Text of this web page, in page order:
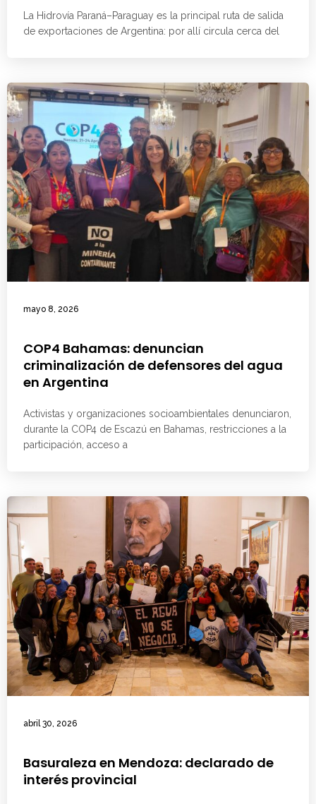
La Hidrovía Paraná–Paraguay es la principal ruta de salida
de exportaciones de Argentina: por allí circula cerca del
mayo 8, 2026
COP4 Bahamas: denuncian
criminalización de defensores del agua
en Argentina
Activistas y organizaciones socioambientales denunciaron,
durante la COP4 de Escazú en Bahamas, restricciones a la
participación, acceso a
abril 30, 2026
Basuraleza en Mendoza: declarado de
interés provincial